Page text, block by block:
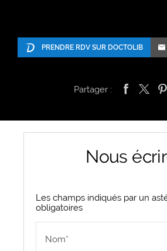
PRENDRE RDV SUR DOCTOLIB
Partager :
Nous
Les champs indiqués par un
obligatoires
Nom*